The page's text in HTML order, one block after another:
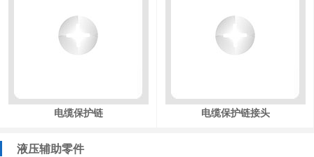
电缆保护链 电缆保护链接头
液压辅助零件